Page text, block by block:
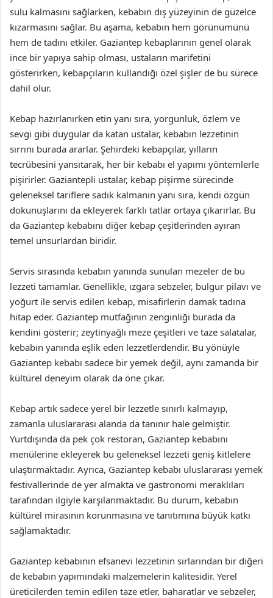
sulu kalmasını sağlarken, kebabın dış yüzeyinin de güzelce
kızarmasını sağlar. Bu aşama, kebabın hem görünümünü
hem de tadını etkiler. Gaziantep kebaplarının genel olarak
ince bir yapıya sahip olması, ustaların marifetini
gösterirken, kebapçıların kullandığı özel şişler de bu sürece
dahil olur.
Kebap hazırlanırken etin yanı sıra, yorgunluk, özlem ve
sevgi gibi duygular da katan ustalar, kebabın lezzetinin
sırrını burada ararlar. Şehirdeki kebapçılar, yılların
tecrübesini yansıtarak, her bir kebabı el yapımı yöntemlerle
pişirirler. Gaziantepli ustalar, kebap pişirme sürecinde
geleneksel tariflere sadık kalmanın yanı sıra, kendi özgün
dokunuşlarını da ekleyerek farklı tatlar ortaya çıkarırlar. Bu
da Gaziantep kebabını diğer kebap çeşitlerinden ayıran
temel unsurlardan biridir.
Servis sırasında kebabın yanında sunulan mezeler de bu
lezzeti tamamlar. Genellikle, ızgara sebzeler, bulgur pilavı ve
yoğurt ile servis edilen kebap, misafirlerin damak tadına
hitap eder. Gaziantep mutfağının zenginliği burada da
kendini gösterir; zeytinyağlı meze çeşitleri ve taze salatalar,
kebabın yanında eşlik eden lezzetlerdendir. Bu yönüyle
Gaziantep kebabı sadece bir yemek değil, aynı zamanda bir
kültürel deneyim olarak da öne çıkar.
Kebap artık sadece yerel bir lezzetle sınırlı kalmayıp,
zamanla uluslararası alanda da tanınır hale gelmiştir.
Yurtdışında da pek çok restoran, Gaziantep kebabını
menülerine ekleyerek bu geleneksel lezzeti geniş kitlelere
ulaştırmaktadır. Ayrıca, Gaziantep kebabı uluslararası yemek
festivallerinde de yer almakta ve gastronomi meraklıları
tarafından ilgiyle karşılanmaktadır. Bu durum, kebabın
kültürel mirasının korunmasına ve tanıtımına büyük katkı
sağlamaktadır.
Gaziantep kebabının efsanevi lezzetinin sırlarından bir diğeri
de kebabın yapımındaki malzemelerin kalitesidir. Yerel
üreticilerden temin edilen taze etler, baharatlar ve sebzeler,